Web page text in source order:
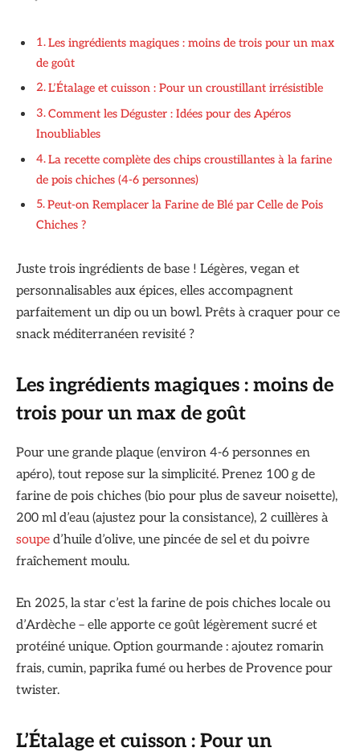
Les ingrédients magiques : moins de trois pour un max
de goût
L’Étalage et cuisson : Pour un croustillant irrésistible
Comment les Déguster : Idées pour des Apéros
Inoubliables
La recette complète des chips croustillantes à la farine
de pois chiches (4-6 personnes)
Peut-on Remplacer la Farine de Blé par Celle de Pois
Chiches ?
Juste trois ingrédients de base ! Légères, vegan et
personnalisables aux épices, elles accompagnent
parfaitement un dip ou un bowl. Prêts à craquer pour ce
snack méditerranéen revisité ?
Les ingrédients magiques : moins de
trois pour un max de goût
Pour une grande plaque (environ 4-6 personnes en
apéro), tout repose sur la simplicité. Prenez 100 g de
farine de pois chiches (bio pour plus de saveur noisette),
200 ml d’eau (ajustez pour la consistance), 2 cuillères à
soupe d’huile d’olive, une pincée de sel et du poivre
fraîchement moulu.
En 2025, la star c’est la farine de pois chiches locale ou
d’Ardèche – elle apporte ce goût légèrement sucré et
protéiné unique. Option gourmande : ajoutez romarin
frais, cumin, paprika fumé ou herbes de Provence pour
twister.
L’Étalage et cuisson : Pour un